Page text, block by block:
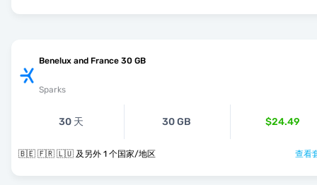
Benelux and France 30 GB
Sparks
30 天 30 GB $24.49
🇧🇪 🇫🇷 🇱🇺 及另外 1 个国家/地区 查看